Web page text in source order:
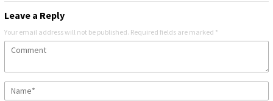
Leave a Reply
Your email address will not be published. Required fields are marked *